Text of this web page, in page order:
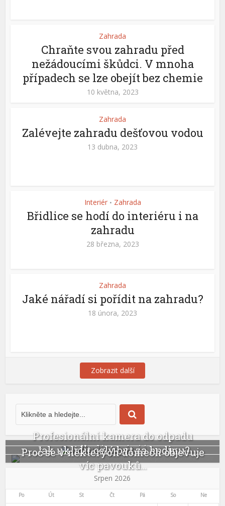
Zahrada
Chraňte svou zahradu před
nežádoucími škůdci. V mnoha
případech se lze obejít bez chemie
10 května, 2023
Zahrada
Zalévejte zahradu dešťovou vodou
13 dubna, 2023
Interiér • Zahrada
Břidlice se hodí do interiéru i na
zahradu
28 března, 2023
Zahrada
Jaké nářadí si pořídit na zahradu?
18 února, 2023
Zobrazit další
Profesionální kamera do odpadu
odhalí ucpání i...
Jak uklidit celý byt za hodinu?
Proč se v některých domech objevuje
víc pavouků...
Srpen 2026
Po Út St Čt Pá So Ne